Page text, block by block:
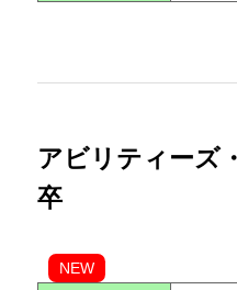
アビリティーズ
卒
NEW